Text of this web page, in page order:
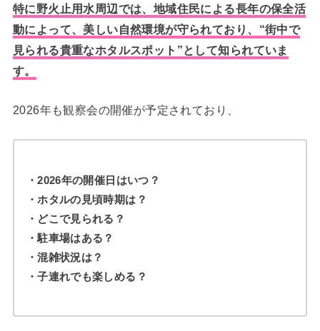
特に野火止用水周辺では、地域住民による長年の保全活
動によって、美しい自然環境が守られており、“街中で
見られる貴重なホタルスポット”として知られていま
す。
2026年も観察会の開催が予定されており、
・2026年の開催日はいつ？
・ホタルの見頃時期は？
・どこで見られる？
・駐車場はある？
・混雑状況は？
・子連れでも楽しめる？